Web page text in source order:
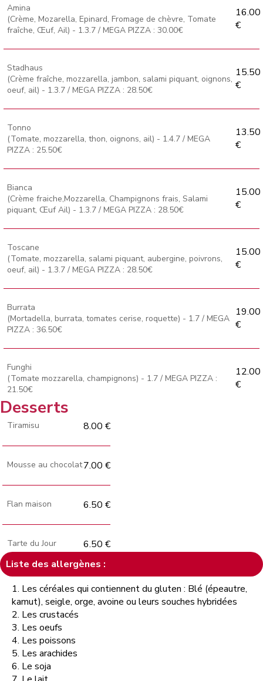
Amina
(Crème, Mozarella, Epinard, Fromage de chèvre, Tomate
fraîche, Œuf, Ail) - 1.3.7 / MEGA PIZZA : 30.00€
16.00
€
Stadhaus
(Crème fraîche, mozzarella, jambon, salami piquant, oignons,
oeuf, ail) - 1.3.7 / MEGA PIZZA : 28.50€
15.50
€
Tonno
(Tomate, mozzarella, thon, oignons, ail) - 1.4.7 / MEGA
PIZZA : 25.50€
13.50
€
Bianca
(Crème fraiche,Mozzarella, Champignons frais, Salami
piquant, Œuf Ail) - 1.3.7 / MEGA PIZZA : 28.50€
15.00
€
Toscane
(Tomate, mozzarella, salami piquant, aubergine, poivrons,
oeuf, ail) - 1.3.7 / MEGA PIZZA : 28.50€
15.00
€
Burrata
(Mortadella, burrata, tomates cerise, roquette) - 1.7 / MEGA
PIZZA : 36.50€
19.00
€
Funghi
(Tomate mozzarella, champignons) - 1.7 / MEGA PIZZA :
21.50€
12.00
€
Desserts
Tiramisu 8.00 €
Mousse au chocolat7.00 €
Flan maison 6.50 €
Tarte du Jour
6.50 €
Liste des allergènes :
1. Les céréales qui contiennent du gluten : Blé (épeautre,
kamut), seigle, orge, avoine ou leurs souches hybridées
2. Les crustacés
3. Les oeufs
4. Les poissons
5. Les arachides
6. Le soja